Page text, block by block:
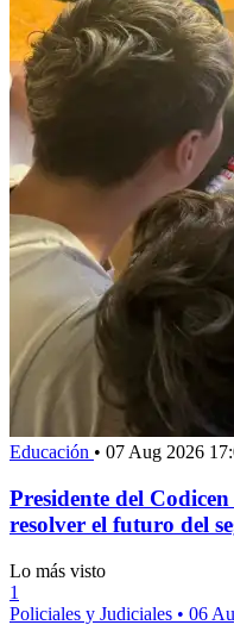
Educación • 07 Aug 2026
Presidente del
resolver el futuro del
Lo más visto
1
Policiales y Judiciales • 06